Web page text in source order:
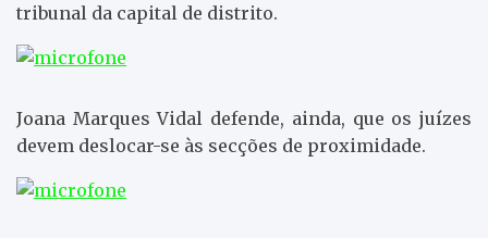
tribunal da capital de distrito.
Joana Marques Vidal defende, ainda, que os juízes
devem deslocar-se às secções de proximidade.